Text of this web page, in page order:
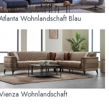
Wohnlandschaft Blau
Wohnlandschaft